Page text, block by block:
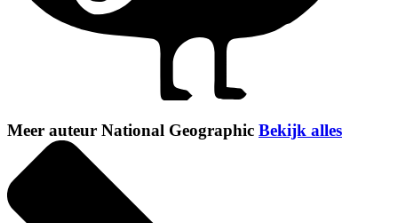
Meer auteur National Geographic Bekijk alles